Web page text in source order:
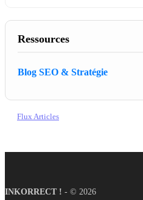
Ressources
Blog SEO & Stratégie
Flux Articles
INKORRECT ! - © 2026